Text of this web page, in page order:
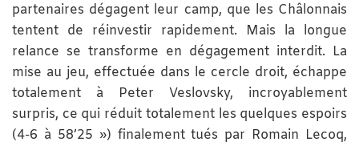
partenaires dégagent leur camp, que les Châlonnais
tentent de réinvestir rapidement. Mais la longue
relance se transforme en dégagement interdit. La
mise au jeu, effectuée dans le cercle droit, échappe
totalement à Peter Veslovsky, incroyablement
surpris, ce qui réduit totalement les quelques espoirs
(4-6 à 58’25 ») finalement tués par Romain Lecoq,